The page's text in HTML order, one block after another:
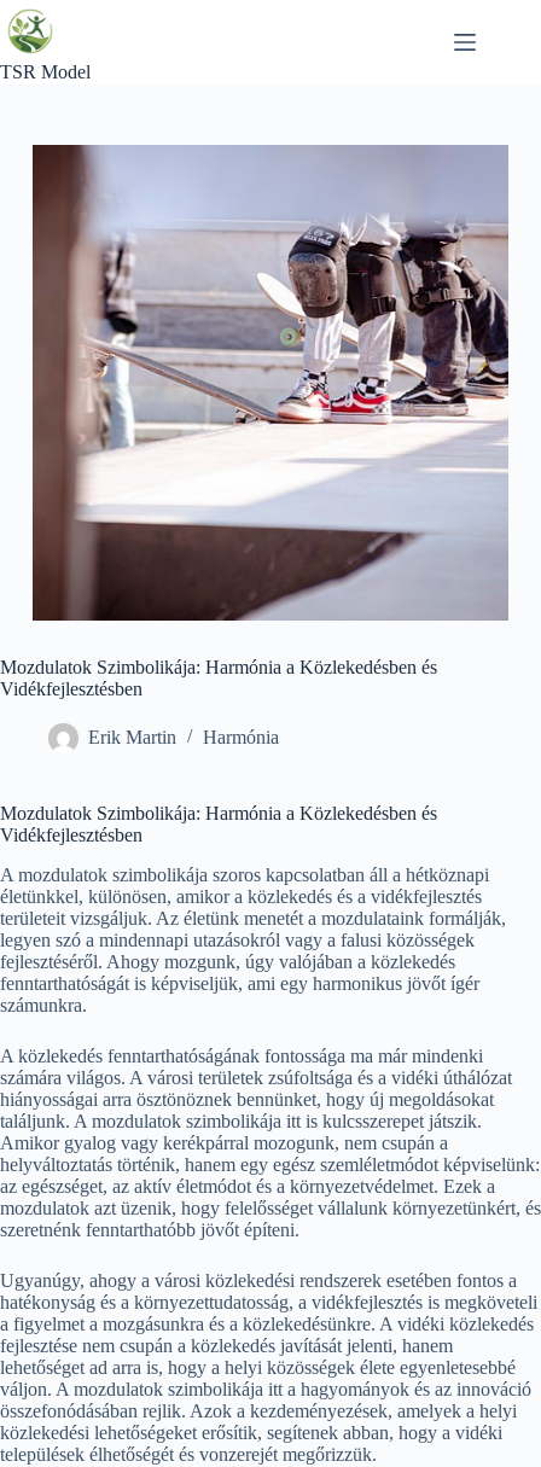
Skip
to
content
TSR Model
Mozdulatok Szimbolikája: Harmónia a Közlekedésben és
Vidékfejlesztésben
Erik Martin Harmónia
Mozdulatok Szimbolikája: Harmónia a Közlekedésben és
Vidékfejlesztésben
A mozdulatok szimbolikája szoros kapcsolatban áll a hétköznapi
életünkkel, különösen, amikor a közlekedés és a vidékfejlesztés
területeit vizsgáljuk. Az életünk menetét a mozdulataink formálják,
legyen szó a mindennapi utazásokról vagy a falusi közösségek
fejlesztéséről. Ahogy mozgunk, úgy valójában a közlekedés
fenntarthatóságát is képviseljük, ami egy harmonikus jövőt ígér
számunkra.
A közlekedés fenntarthatóságának fontossága ma már mindenki
számára világos. A városi területek zsúfoltsága és a vidéki úthálózat
hiányosságai arra ösztönöznek bennünket, hogy új megoldásokat
találjunk. A mozdulatok szimbolikája itt is kulcsszerepet játszik.
Amikor gyalog vagy kerékpárral mozogunk, nem csupán a
helyváltoztatás történik, hanem egy egész szemléletmódot képviselünk:
az egészséget, az aktív életmódot és a környezetvédelmet. Ezek a
mozdulatok azt üzenik, hogy felelősséget vállalunk környezetünkért, és
szeretnénk fenntarthatóbb jövőt építeni.
Ugyanúgy, ahogy a városi közlekedési rendszerek esetében fontos a
hatékonyság és a környezettudatosság, a vidékfejlesztés is megköveteli
a figyelmet a mozgásunkra és a közlekedésünkre. A vidéki közlekedés
fejlesztése nem csupán a közlekedés javítását jelenti, hanem
lehetőséget ad arra is, hogy a helyi közösségek élete egyenletesebbé
váljon. A mozdulatok szimbolikája itt a hagyományok és az innováció
összefonódásában rejlik. Azok a kezdeményezések, amelyek a helyi
közlekedési lehetőségeket erősítik, segítenek abban, hogy a vidéki
települések élhetőségét és vonzerejét megőrizzük.